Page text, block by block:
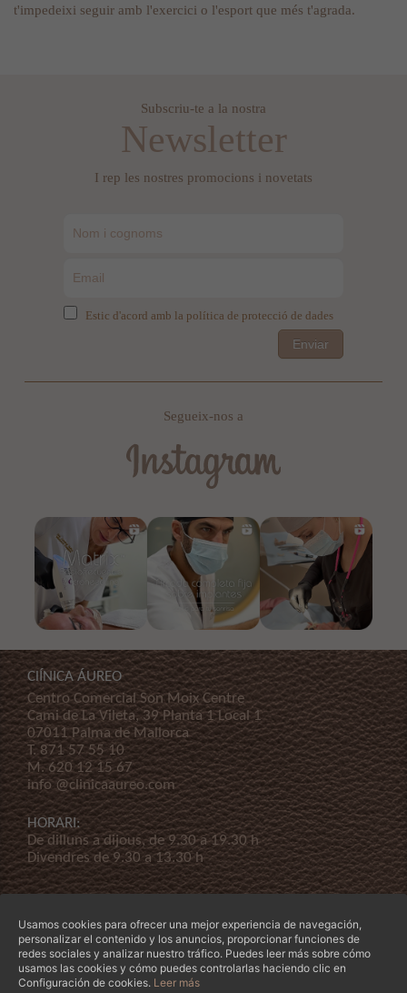
t'impedeixi seguir amb l'exercici o l'esport que més t'agrada.
Subscriu-te a la nostra
Newsletter
I rep les nostres promocions i novetats
Estic d'acord amb la política de protecció de dades
Enviar
Segueix-nos a
ClÍNICA ÁUREO
Centro Comercial Son Moix Centre
Cami de La Vileta, 39 Planta 1 Local 1
07011 Palma de Mallorca
T.871 57 55 10
M.620 12 15 67
info @clinicaaureo.com
HORARI:
De dilluns a dijous, de 9.30 a 19.30 h
Divendres de 9.30 a 13.30 h
© Copyright 2026 Clínica Áureo S.L.Legal-Declaración de Accessibilidad
condicions-La nostra empresa
Usamos cookies para ofrecer una mejor experiencia de navegación,
personalizar el contenido y los anuncios, proporcionar funciones de
redes sociales y analizar nuestro tráfico. Puedes leer más sobre cómo
usamos las cookies y cómo puedes controlarlas haciendo clic en
Configuración de cookies. Leer más